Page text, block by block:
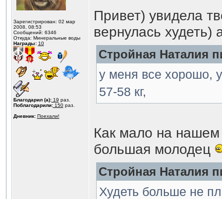
Зарегистрирован: 02 мар
2008, 08:53
Сообщений: 6346
Откуда: Минеральные воды
Награды: 10
Благодарил (а):19 раз.
Поблагодарили:150раз.
Дневник: Поехали!
Привет) увидела
вернулась
Стройная Наталия
у меня все хорошо,
57-58 кг,
Как мало на
большая молодец
Стройная Наталия
Худеть больше не